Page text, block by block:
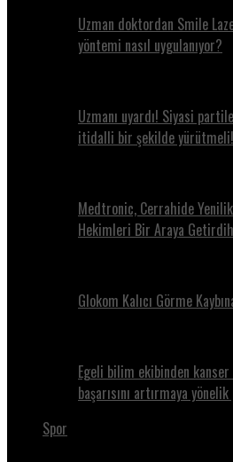
Uzman doktordan Smile
yöntemi nasıl uygulanıyor?
Uzmanı uyardı! Siyasi
itidalli bir şekilde
Medtronic, Cerrahide
Hekimleri Bir Araya
Glokom Kalıcı Görme
Egeli bilim ekibinden
başarısını artırmaya
Spor